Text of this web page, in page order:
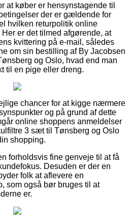
at køber er hensynstagende til
der er gældende for
hvilken returpolitik online
er det tilmed afgørende, at
kvittering på e-mail, således
om sin bestilling af By Jacobsen
og Oslo, hvad end man
til en pige eller dreng.
chancer for at kigge nærmere
og på grund af dette
online shoppens anmeldelser
3 sæt til Tønsberg og Oslo
shopping.
forholdsvis fine genveje til at få
Desuden er der en
folk at aflevere en
som også bør bruges til at
er.